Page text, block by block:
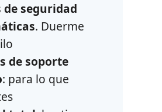
de seguridad
. Duerme
de soporte
: para lo que